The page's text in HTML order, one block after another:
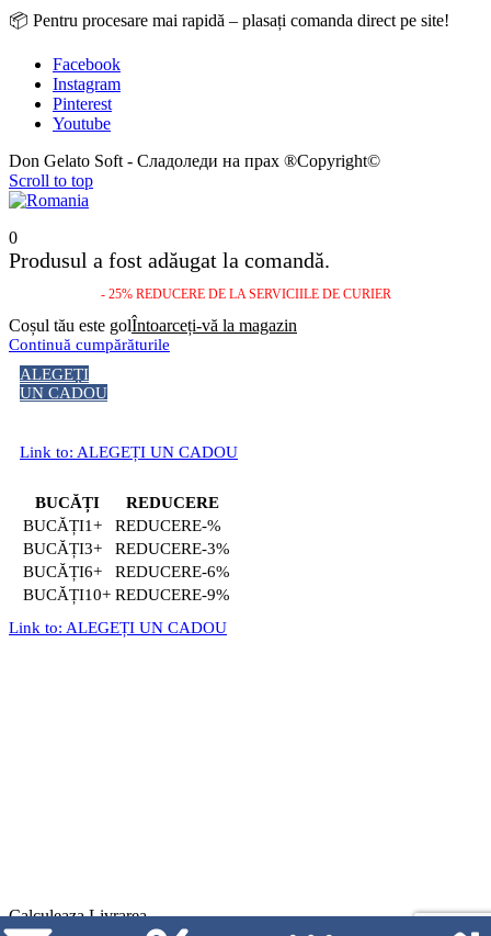
📦 Pentru procesare mai rapidă – plasați comanda direct pe site!
Facebook
Instagram
Pinterest
Youtube
Don Gelato Soft - Сладоледи на прах ®Copyright©
Scroll to top
0
Produsul a fost adăugat la comandă.
- 25% REDUCERE DE LA SERVICIILE DE CURIER
Coșul tău este golÎntoarceți-vă la magazin
Continuă cumpărăturile
ALEGEȚI
UN CADOU
Link to: ALEGEȚI UN CADOU
BUCĂȚI
REDUCERE
1+
-%
3+
-3%
6+
-6%
10+
-9%
Link to: ALEGEȚI UN CADOU
Calculeaza Livrarea